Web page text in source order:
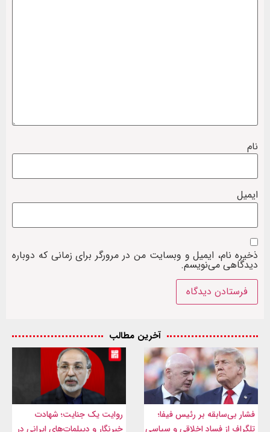
نام
ایمیل
ذخیره نام، ایمیل و وبسایت من در مرورگر برای زمانی که دوباره
دیدگاهی می‌نویسم.
آخرین مطالب
فشار بی‌سابقه بر رئیس فیفا؛
تلگراف از فساد اخلاقی و سیاسی
روایت یک جنایت؛ شهادت
خبرنگار و دیپلمات‌های ایرانی در